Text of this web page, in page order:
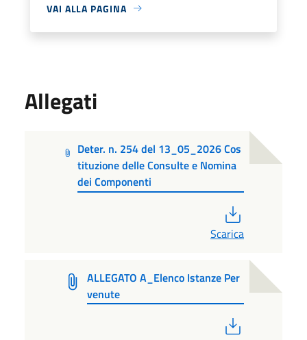
VAI ALLA PAGINA
Allegati
Deter. n. 254 del 13_05_2026 Cos
tituzione delle Consulte e Nomina
dei Componenti
Scarica
ALLEGATO A_Elenco Istanze Per
venute